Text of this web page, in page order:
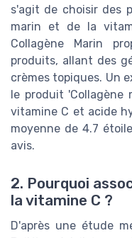
s'agit de choisir des
marin et de la
Collagène Marin
produits, allant des
crèmes topiques. Un
le produit 'Collagène
vitamine C et acide
moyenne de 4.7
avis.
2. Pourquoi
la vitamine C ?
D'après une étude